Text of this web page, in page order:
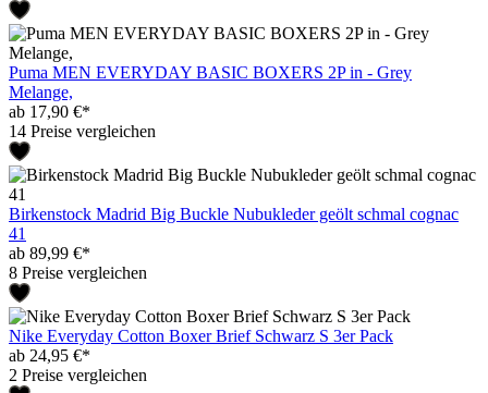
Puma MEN EVERYDAY BASIC BOXERS 2P in - Grey
Melange,
ab 17,90 €*
14 Preise vergleichen
Birkenstock Madrid Big Buckle Nubukleder geölt schmal cognac
41
ab 89,99 €*
8 Preise vergleichen
Nike Everyday Cotton Boxer Brief Schwarz S 3er Pack
ab 24,95 €*
2 Preise vergleichen